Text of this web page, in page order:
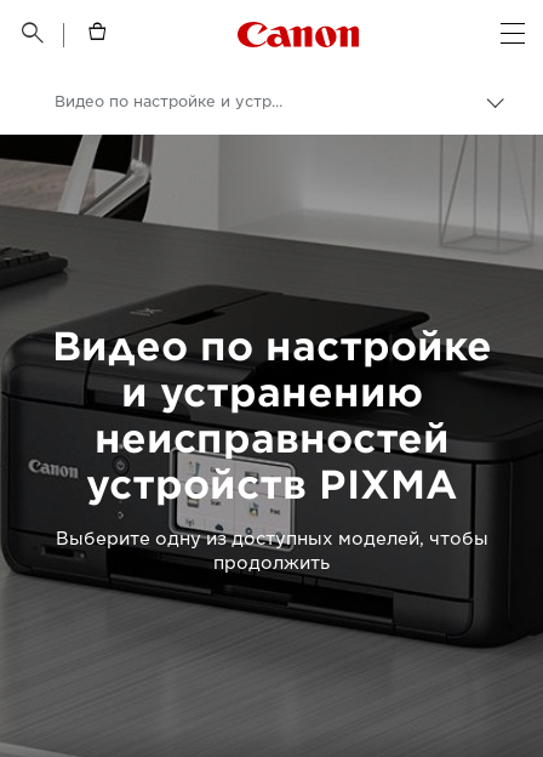
 
Canon Logo, back
Canon
Видео по настройке и устранению неисправностей
Видео по настройке
и устранению
неисправностей
устройств PIXMA
Выберите одну из доступных моделей, чтобы
продолжить